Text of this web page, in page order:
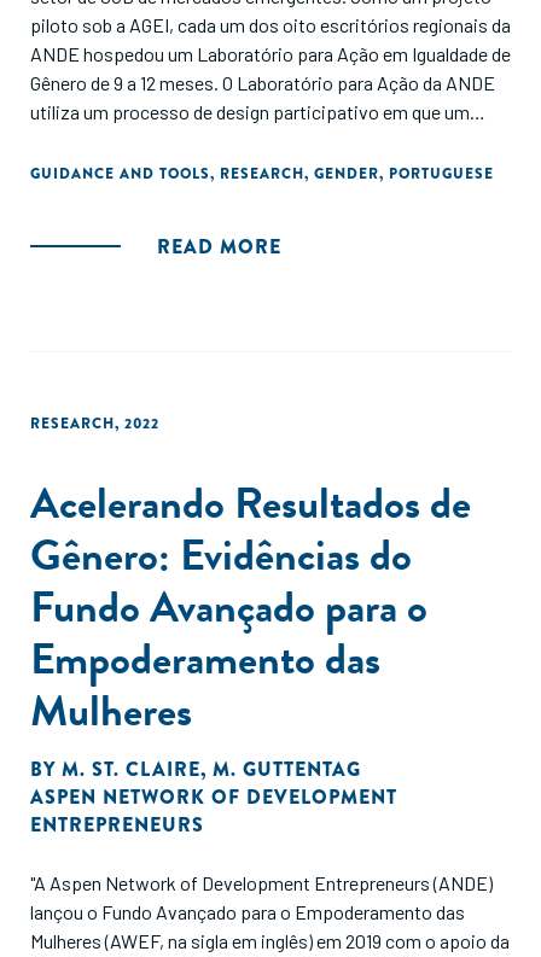
that new resources are continually emerging, this Guide
delves into the “how” of gender lens investing and is
designed to complement the work of our partners and
colleagues cited throughout this paper."
piloto sob a AGEI, cada um dos oito escritórios regionais da
ANDE hospedou um Laboratório para Ação em Igualdade de
Gênero de 9 a 12 meses. O Laboratório para Ação da ANDE
utiliza um processo de design participativo em que um
e diversificada e expertise em determinado assunto, se
GUIDANCE AND TOOLS, RESEARCH, GENDER, PORTUGUESE
READ MORE
RESEARCH, 2022
Acelerando Resultados de
Gênero: Evidências do
Fundo Avançado para o
Empoderamento das
Mulheres
BY M. ST. CLAIRE, M. GUTTENTAG
ASPEN NETWORK OF DEVELOPMENT
ENTREPRENEURS
"A Aspen Network of Development Entrepreneurs (ANDE)
lançou o Fundo Avançado para o Empoderamento das
Mulheres (AWEF, na sigla em inglês) em 2019 com o apoio da